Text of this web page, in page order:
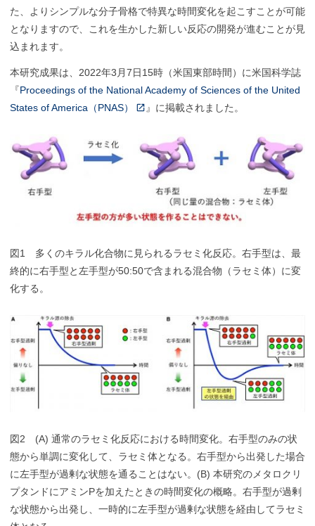
た、よりシンプルな分子骨格で特異な時間変化を起こすことが可能
となりますので、これを生かした新しい反応の開発が進むことが見
込まれます。
本研究成果は、2022年3月7日15時（米国東部時間）に米国科学誌
『Proceedings of the National Academy of Sciences of the United
States of America（PNAS）
』に掲載されました。
図1 多くのキラル化合物に見られるラセミ化反応。右手型は、最
終的に右手型と左手型が50:50で含まれる混合物（ラセミ体）に変
化する。
図2 (A) 通常のラセミ化反応における時間変化。右手型のみの状
態から単調に変化して、ラセミ体となる。右手型から出発した場合
に左手型が過剰な状態を通ることはない。(B) 本研究のメタロクリ
プタンドにアミンPを加えたときの時間変化の概略。右手型が過剰
な状態から出発し、一時的に左手型が過剰な状態を経由してラセミ